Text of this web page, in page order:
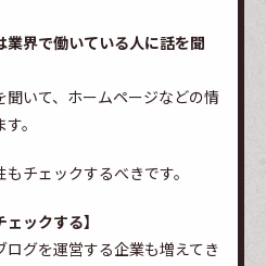
業界で働いている人に話を聞
いて、ホームページなどの情
。
チェックするべきです。
ックする】
グを運営する企業も増えてき